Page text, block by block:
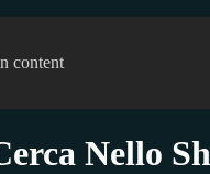
content
Nello